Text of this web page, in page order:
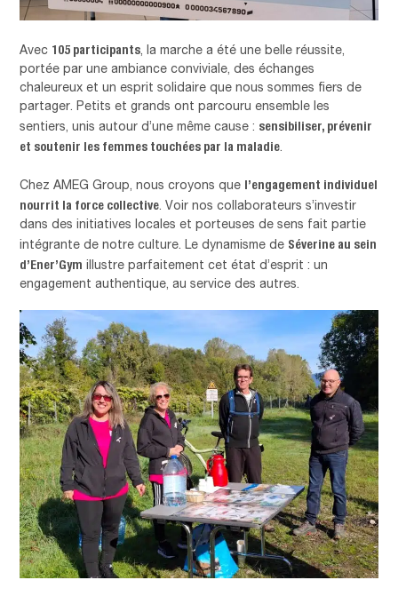
Avec 105 participants , la marche a été une belle réussite,
portée par une ambiance conviviale, des échanges
chaleureux et un esprit solidaire que nous sommes fiers de
partager. Petits et grands ont parcouru ensemble les
sentiers, unis autour d’une même cause : sensibiliser, prévenir
et soutenir les femmes touchées par la maladie
Chez AMEG Group, nous croyons que l’engagement individuel
nourrit la force collective . Voir nos collaborateurs s’investir
dans des initiatives locales et porteuses de sens fait partie
intégrante de notre culture. Le dynamisme de Séverine au sein
d’Ener’Gym illustre parfaitement cet état d’esprit : un
engagement authentique, au service des autres.